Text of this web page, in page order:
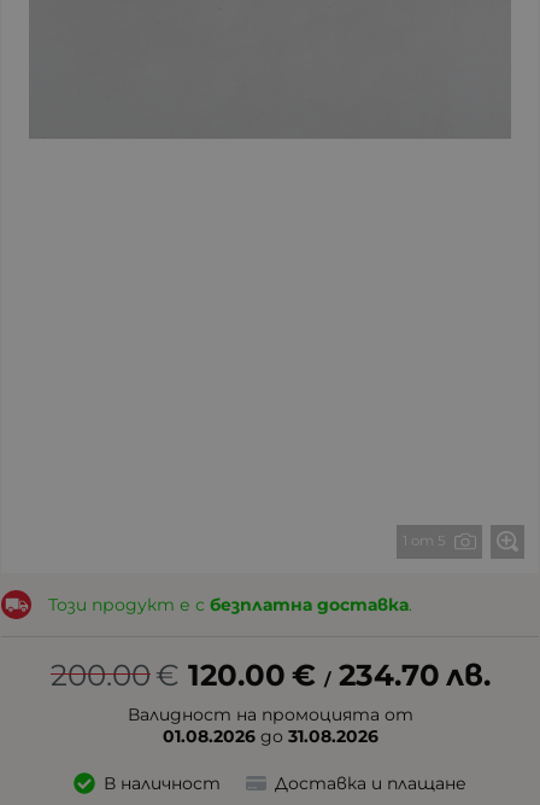
1 от 5
Този продукт е с безплатна доставка.
200.00€ 120.00 € / 234.70 лв.
Валидност на промоцията от
01.08.2026 до 31.08.2026
В наличност Доставка и плащане